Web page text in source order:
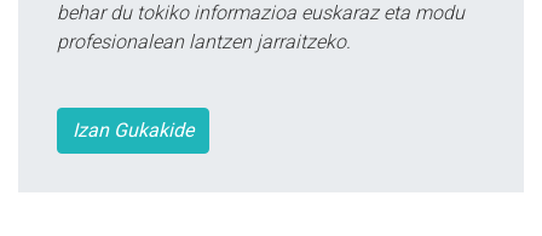
behar du tokiko informazioa euskaraz eta modu
profesionalean lantzen jarraitzeko.
Izan Gukakide